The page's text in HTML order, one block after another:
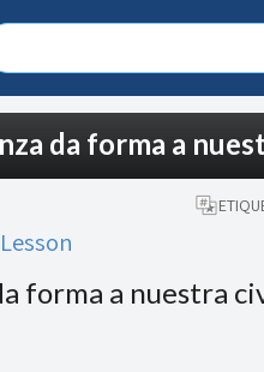
da forma a
forma a nuestra